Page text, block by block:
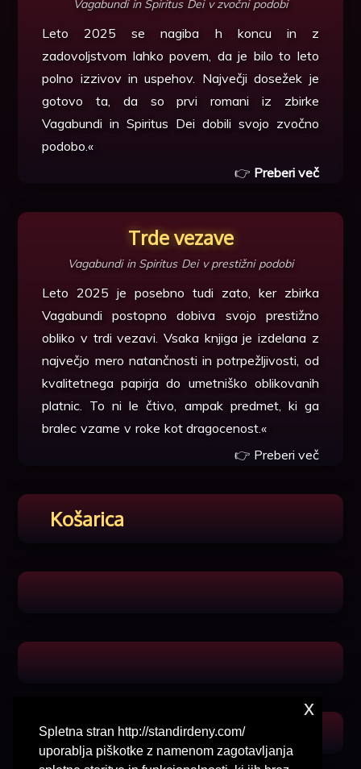
Vagabundi in Spiritus Dei v zvočni podobi
Leto 2025 se nagiba h koncu in z
zadovoljstvom lahko povem, da je bilo to leto
polno izzivov in uspehov. Največji dosežek je
gotovo ta, da so prvi romani iz zbirke
Vagabundi in Spiritus Dei dobili svojo zvočno
podobo.«
👉 Preberi več
Trde vezave
Vagabundi in Spiritus Dei v prestižni podobi
Leto 2025 je posebno tudi zato, ker zbirka
Vagabundi postopno dobiva svojo prestižno
obliko v trdi vezavi. Vsaka knjiga je izdelana z
največjo mero natančnosti in potrpežljivosti, od
kvalitetnega papirja do umetniško oblikovanih
platnic. To ni le čtivo, ampak predmet, ki ga
bralec vzame v roke kot dragocenost.«
👉 Preberi več
Košarica
Spletna stran http://standirdeny.com/
uporablja piškotke z namenom zagotavljanja
x